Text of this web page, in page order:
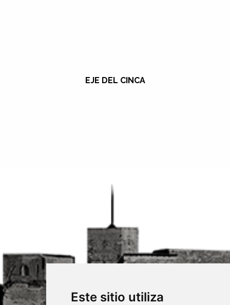
Este sitio utiliza
EJE DEL CINCA